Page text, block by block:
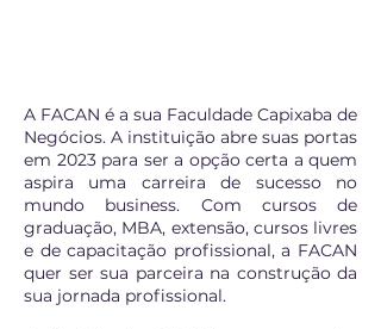
A FACAN é a sua Faculdade Capixaba de
Negócios. A instituição abre suas portas
em 2023 para ser a opção certa a quem
aspira uma carreira de sucesso no
mundo business. Com cursos de
graduação, MBA, extensão, cursos livres
e de capacitação profissional, a FACAN
quer ser sua parceira na construção da
sua jornada profissional.